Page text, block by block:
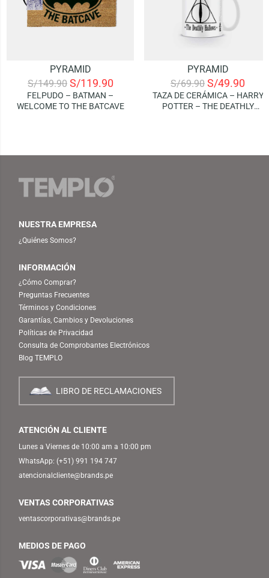
PYRAMID
S/149.90 S/119.90
FELPUDO – BATMAN –
WELCOME TO THE BATCAVE
PYRAMID
S/69.90 S/49.90
TAZA DE CERÁMICA – HARRY
POTTER – THE DEATHLY
NUESTRA EMPRESA
¿Quiénes Somos?
INFORMACIÓN
¿Cómo Comprar?
Preguntas Frecuentes
Términos y Condiciones
Garantías, Cambios y Devoluciones
Políticas de Privacidad
Consulta de Comprobantes Electrónicos
Blog TEMPLO
LIBRO DE RECLAMACIONES
ATENCIÓN AL CLIENTE
Lunes a Viernes de 10:00 am a 10:00 pm
WhatsApp: (+51) 991 194 747
atencionalcliente@brands.pe
VENTAS CORPORATIVAS
ventascorporativas@brands.pe
MEDIOS DE PAGO